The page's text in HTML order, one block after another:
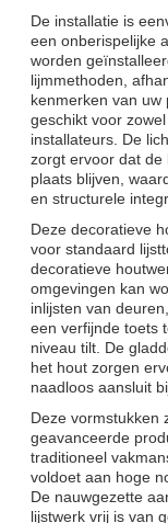
De installatie is
een onberispelijke
worden
lijmmethoden,
kenmerken van uw
geschikt voor
installateurs. De
zorgt ervoor dat de
plaats blijven,
en structurele
Deze decoratieve
voor standaard
decoratieve
omgevingen kan
inlijsten van
een verfijnde toets
niveau tilt. De
het hout zorgen
naadloos aansluit
Deze vormstukken
geavanceerde
traditioneel
voldoet aan hoge
De nauwgezette
lijstwerk vrij is van